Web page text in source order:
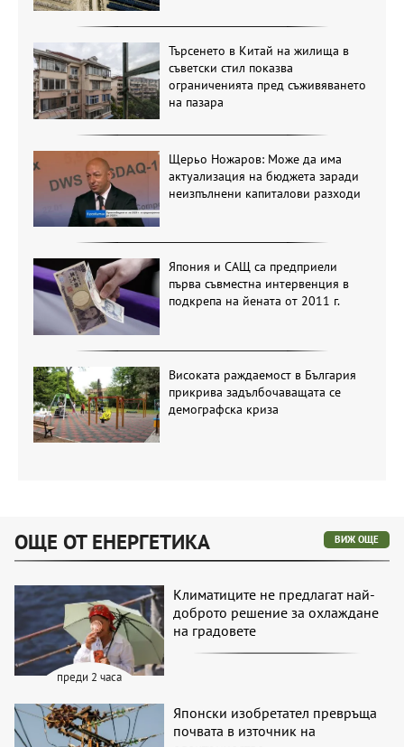
Търсенето в Китай на жилища в
съветски стил показва
ограниченията пред съживяването
на пазара
Щерьо Ножаров: Може да има
актуализация на бюджета заради
неизпълнени капиталови разходи
Япония и САЩ са предприели
първа съвместна интервенция в
подкрепа на йената от 2011 г.
Високата раждаемост в България
прикрива задълбочаващата се
демографска криза
ОЩЕ ОТ ЕНЕРГЕТИКА ВИЖ ОЩЕ
преди 2 часа
Климатиците не предлагат най-
доброто решение за охлаждане
на градовете
Японски изобретател превръща
почвата в източник на